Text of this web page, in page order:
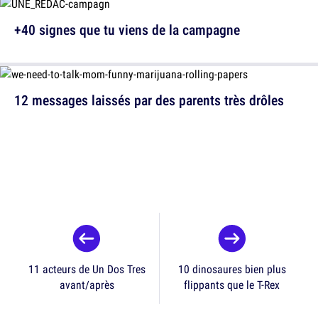
12 messages laissés par des parents très drôles
+40 signes que tu viens de la campagne
11 acteurs de Un Dos Tres
avant/après
10 dinosaures bien plus
flippants que le T-Rex